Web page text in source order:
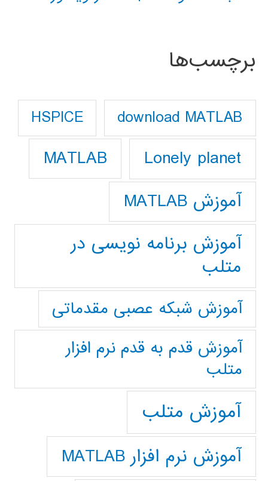
برچسب‌ها
download MATLAB
HSPICE
Lonely planet
MATLAB
آموزش MATLAB
آموزش برنامه نویسی در
متلب
آموزش شبکه عصبی مقدماتی
آموزش قدم به قدم نرم افزار
متلب
آموزش متلب
آموزش نرم افزار MATLAB